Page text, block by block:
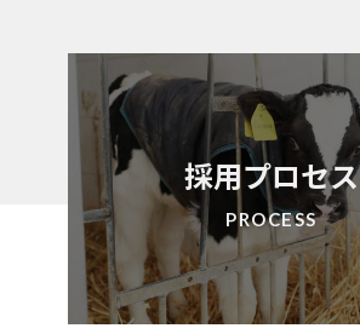
採用プロセス
PROCESS